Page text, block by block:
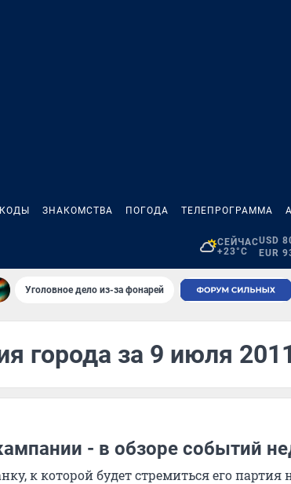
ЗНАКОМСТВА ПОГОДА ТЕЛЕПРОГРАММА
СЕЙЧАС
+23°C
USD
EUR
Уголовное дело из-за фонарей
города за 9 июля 2011
- в обзоре событий
к которой будет стремиться его партия